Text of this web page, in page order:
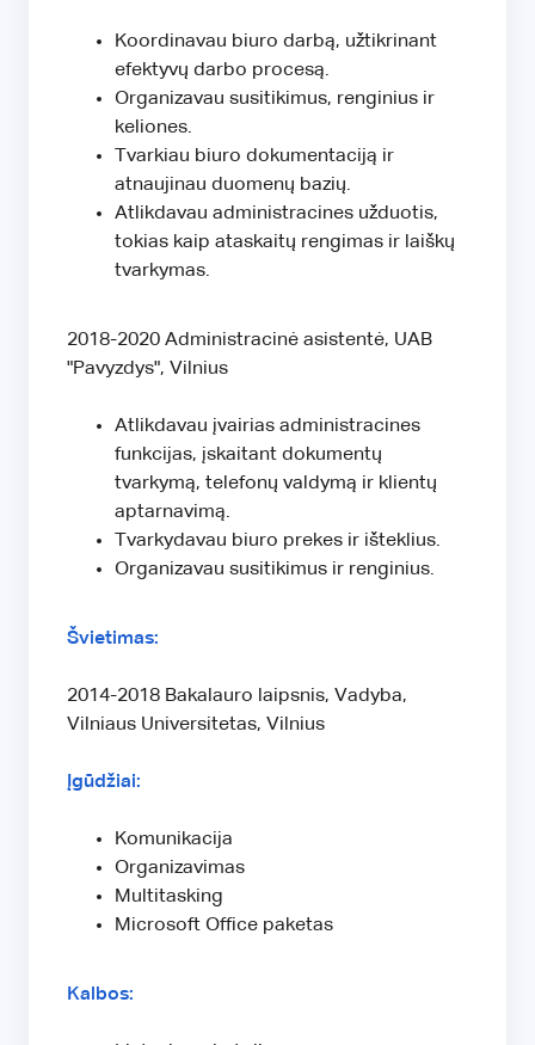
Koordinavau biuro darbą, užtikrinant
efektyvų darbo procesą.
Organizavau susitikimus, renginius ir
keliones.
Tvarkiau biuro dokumentaciją ir
atnaujinau duomenų bazių.
Atlikdavau administracines užduotis,
tokias kaip ataskaitų rengimas ir laiškų
tvarkymas.
2018-2020 Administracinė asistentė, UAB
"Pavyzdys", Vilnius
Atlikdavau įvairias administracines
funkcijas, įskaitant dokumentų
tvarkymą, telefonų valdymą ir klientų
aptarnavimą.
Tvarkydavau biuro prekes ir išteklius.
Organizavau susitikimus ir renginius.
Švietimas:
2014-2018 Bakalauro laipsnis, Vadyba,
Vilniaus Universitetas, Vilnius
Įgūdžiai:
Komunikacija
Organizavimas
Multitasking
Microsoft Office paketas
Kalbos: